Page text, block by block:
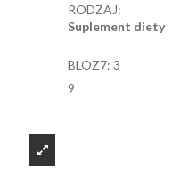
RODZAJ:
Suplement diety
BLOZ7: 3
9